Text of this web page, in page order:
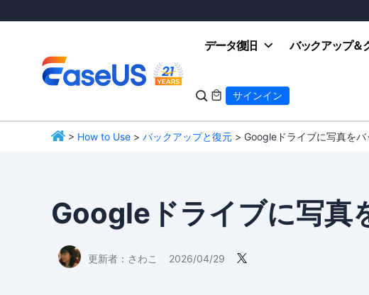
データ復旧 バックアップ＆
  サインイン
> How to Use > バックアップと復元 > Googleドライブに写真を
Googleドライブに写真
更新者： さわこ 2026/04/29 